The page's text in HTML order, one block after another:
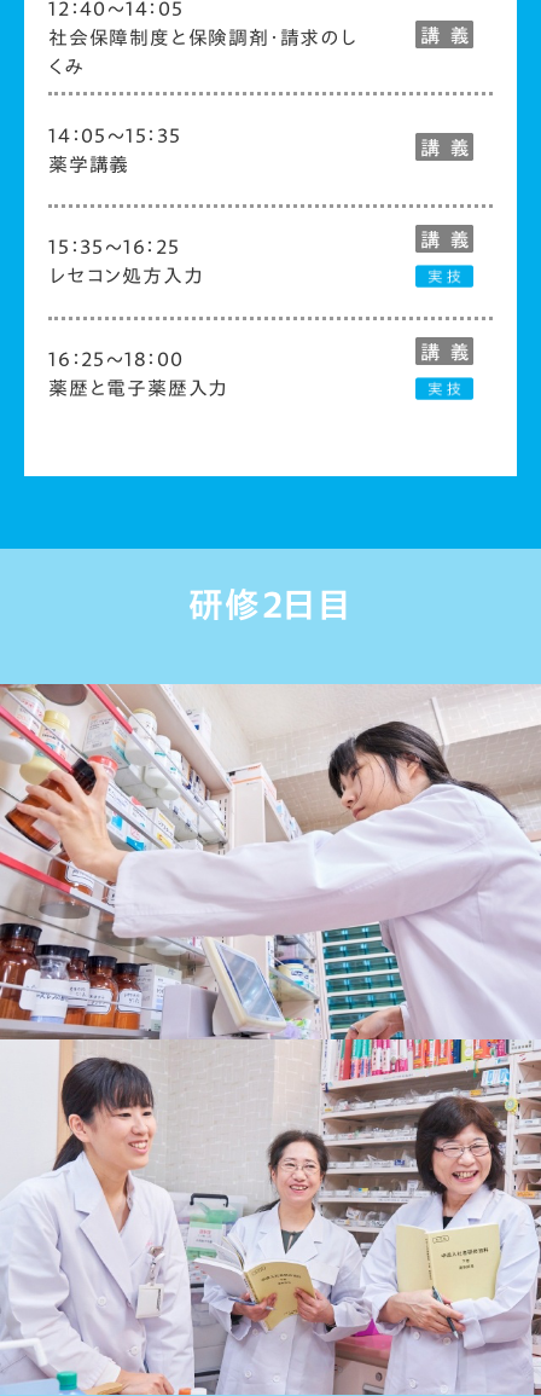
12：40～14：05
社会保障制度と保険調剤・請求のし
くみ
14：05～15：35
薬学講義
15：35～16：25
レセコン処方入力
16：25～18：00
薬歴と電子薬歴入力
研修２日目